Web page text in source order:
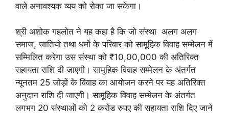
वाले अनावश्यक व्यय को रोका जा सकेगा।
श्री अशोक गहलोत ने यह कहा है कि जो संस्था अलग अलग
समाज, जातियो तथा धर्मो के परिवार को सामूहिक विवाह सम्मेलन में
सम्मिलित करेगा उस संस्था को ₹10,00,000 की अतिरिक्त
सहायता राशि दी जाएगी। सामूहिक विवाह सम्मेलन के अंतर्गत
न्यूनतम 25 जोड़ों के विवाह का आयोजन करने पर यह अतिरिक्त
अनुदान राशि दी जाएगी। सामूहिक विवाह सम्मेलन के अंतर्गत
लगभग 20 संस्थाओं को 2 करोड रुपए की सहायता राशि दिए जाने